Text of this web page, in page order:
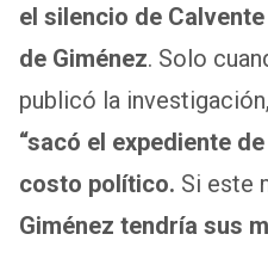
el silencio de
de Giménez. Solo
publicó la investigación,
“sacó el expediente
costo político. Si este
Giménez tendría sus